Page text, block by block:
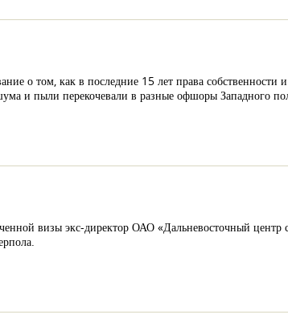
о том, как в последние 15 лет права собственности
и пыли перекочевали в разные офшоры Западного
визы экс-директор ОАО «Дальневосточный центр